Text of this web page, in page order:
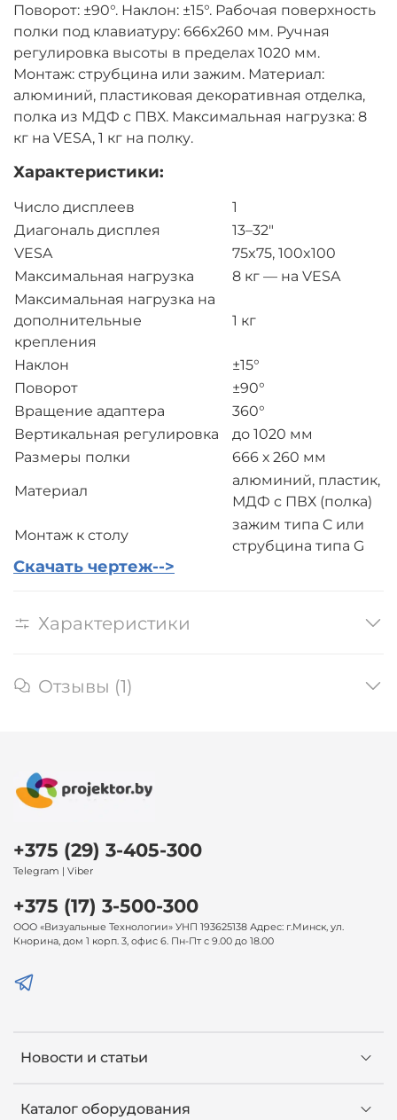
Поворот: ±90°. Наклон: ±15°. Рабочая поверхность
полки под клавиатуру: 666х260 мм. Ручная
регулировка высоты в пределах 1020 мм.
Монтаж: струбцина или зажим. Материал:
алюминий, пластиковая декоративная отделка,
полка из МДФ с ПВХ. Максимальная нагрузка: 8
кг на VESA, 1 кг на полку.
Характеристики:
Число дисплеев
1
Диагональ дисплея
13–32″
VESA
75x75, 100x100
Максимальная нагрузка
8 кг — на VESA
Максимальная нагрузка на
дополнительные
крепления
1 кг
Наклон
±15°
Поворот
±90°
Вращение адаптера
360°
Вертикальная регулировка
до 1020 мм
Размеры полки
666 х 260 мм
Материал
алюминий, пластик,
МДФ с ПВХ (полка)
Монтаж к столу
зажим типа C или
струбцина типа G
Скачать чертеж-->
Характеристики
Отзывы (1)
Новости и статьи
Каталог оборудования
+375 (29) 3-405-300
Telegram | Viber
+375 (17) 3-500-300
ООО «Визуальные Технологии» УНП 193625138 Адрес: г.Минск, ул.
Кнорина, дом 1 корп. 3, офис 6. Пн-Пт с 9.00 до 18.00